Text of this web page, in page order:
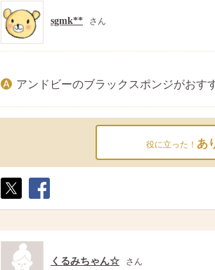
sgmk** さん
アンドビーのブラックスポンジがおす
役に立った！ あ
ト
ア
くるみちゃん☆ さん